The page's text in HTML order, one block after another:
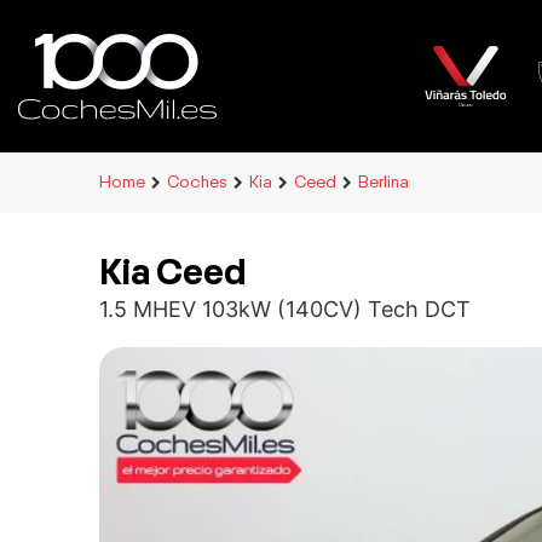
Home Coches Kia Ceed Berlina
Kia Ceed
1.5 MHEV 103kW (140CV) Tech DCT